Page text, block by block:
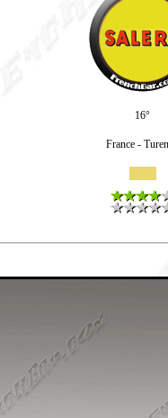
16°
France -